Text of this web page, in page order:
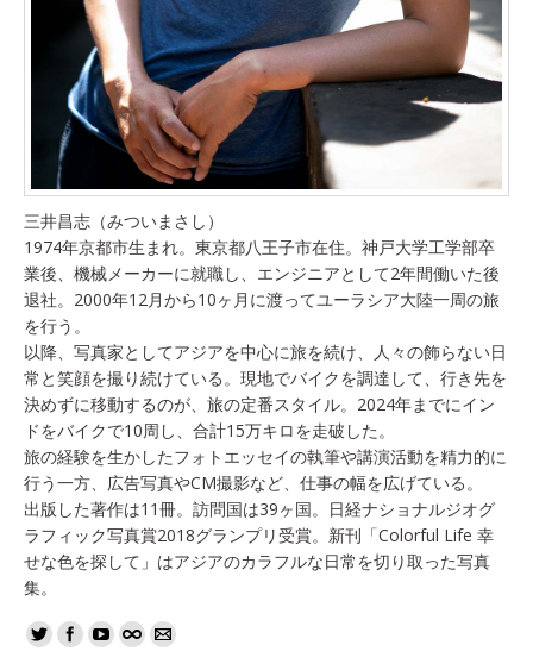
三井昌志（みついまさし）
1974年京都市生まれ。東京都八王子市在住。神戸大学工学部卒
業後、機械メーカーに就職し、エンジニアとして2年間働いた後
退社。2000年12月から10ヶ月に渡ってユーラシア大陸一周の旅
を行う。
以降、写真家としてアジアを中心に旅を続け、人々の飾らない日
常と笑顔を撮り続けている。現地でバイクを調達して、行き先を
決めずに移動するのが、旅の定番スタイル。2024年までにイン
ドをバイクで10周し、合計15万キロを走破した。
旅の経験を生かしたフォトエッセイの執筆や講演活動を精力的に
行う一方、広告写真やCM撮影など、仕事の幅を広げている。
出版した著作は11冊。訪問国は39ヶ国。日経ナショナルジオグ
ラフィック写真賞2018グランプリ受賞。新刊「Colorful Life 幸
せな色を探して」はアジアのカラフルな日常を切り取った写真
集。